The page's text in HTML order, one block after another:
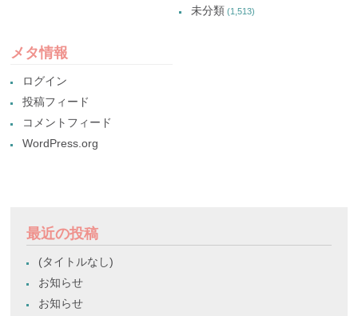
未分類 (1,513)
メタ情報
ログイン
投稿フィード
コメントフィード
WordPress.org
最近の投稿
(タイトルなし)
お知らせ
お知らせ